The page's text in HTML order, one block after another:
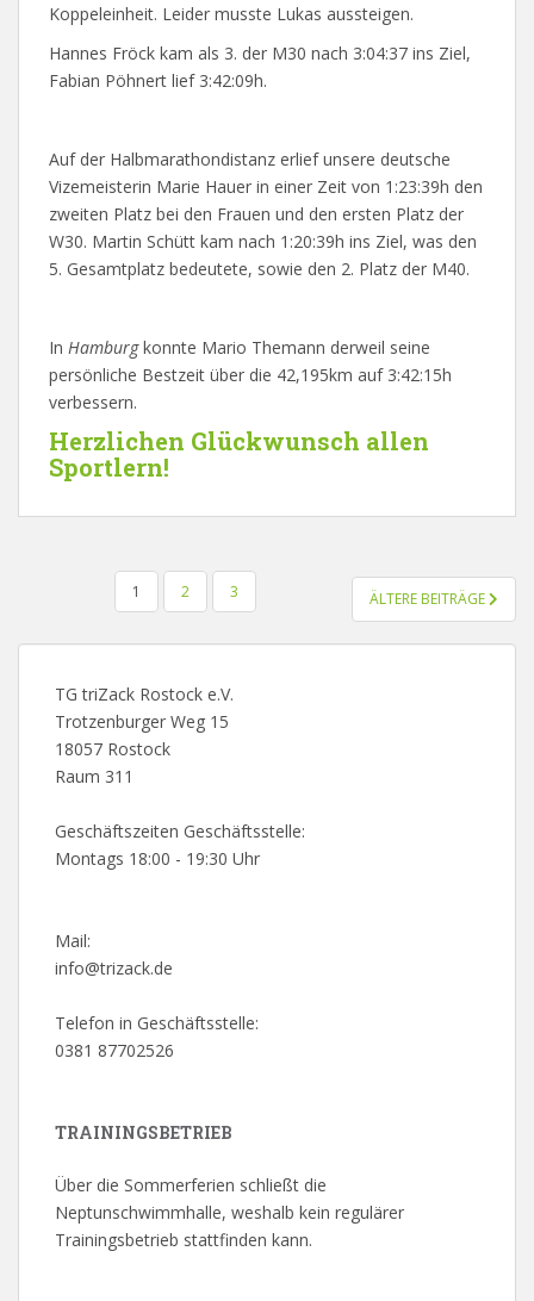
Koppeleinheit. Leider musste Lukas aussteigen.
Hannes Fröck kam als 3. der M30 nach 3:04:37 ins Ziel,
Fabian Pöhnert lief 3:42:09h.
Auf der Halbmarathondistanz erlief unsere deutsche
Vizemeisterin Marie Hauer in einer Zeit von 1:23:39h den
zweiten Platz bei den Frauen und den ersten Platz der
W30. Martin Schütt kam nach 1:20:39h ins Ziel, was den
5. Gesamtplatz bedeutete, sowie den 2. Platz der M40.
In Hamburgkonnte Mario Themann derweil seine
persönliche Bestzeit über die 42,195km auf 3:42:15h
verbessern.
Herzlichen Glückwunsch allen
Sportlern!
BEITRAGSNAVIGATION
1 2 3 ÄLTERE BEITRÄGE
TG triZack Rostock e.V.
Trotzenburger Weg 15
18057 Rostock
Raum 311
Geschäftszeiten Geschäftsstelle:
Montags 18:00 - 19:30 Uhr
Mail:
info@trizack.de
Telefon in Geschäftsstelle:
0381 87702526
TRAININGSBETRIEB
Über die Sommerferien schließt die
Neptunschwimmhalle, weshalb kein regulärer
Trainingsbetrieb stattfinden kann.